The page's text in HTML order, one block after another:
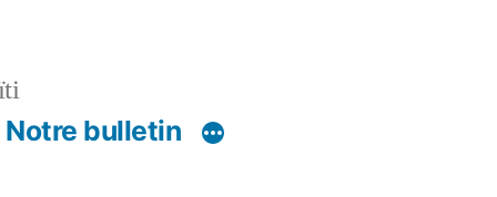
Notre bulletin